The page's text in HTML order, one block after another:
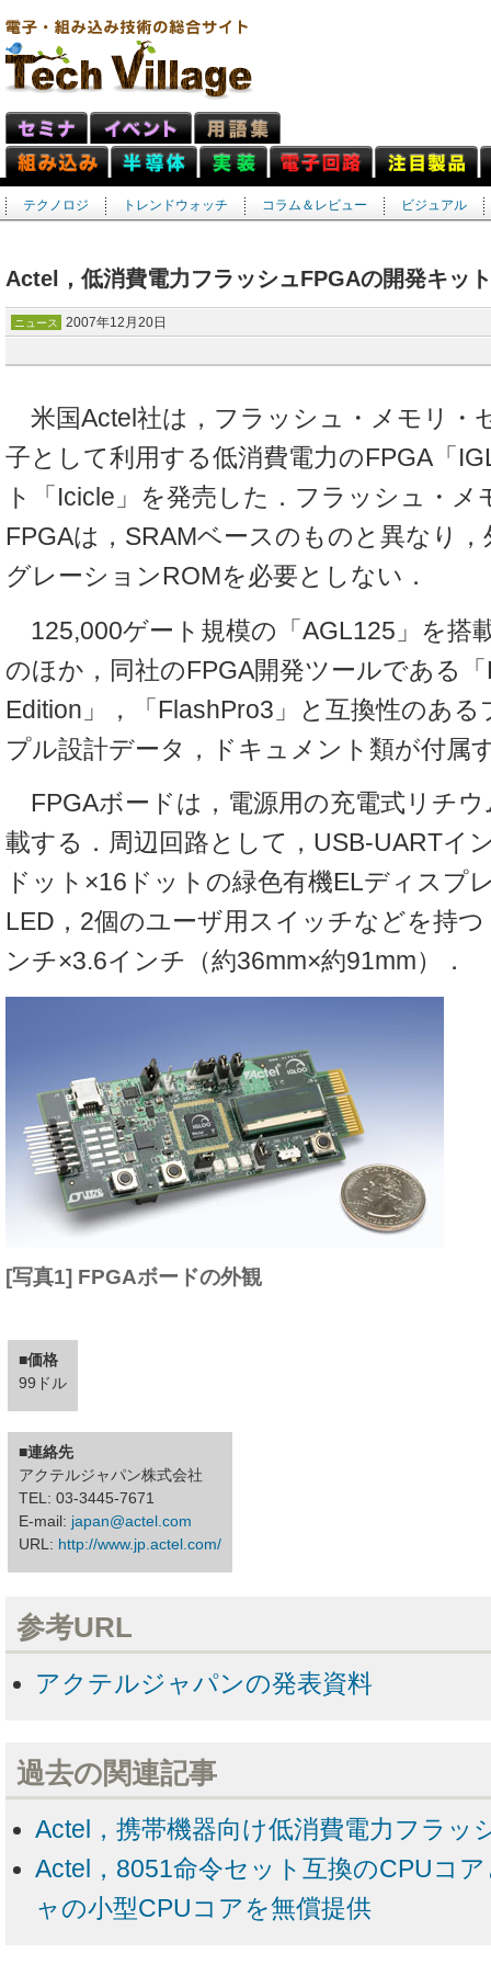
テクノロジ トレンドウォッチ コラム＆レビュー ビジュアル
Actel，低消費電力フラッシュFPGAの開発キッ
ニュース 2007年12月20日
米国Actel社は，フラッシュ・メモリ・
子として利用する低消費電力のFPGA「
ト「Icicle」を発売した．フラッシュ・メ
FPGAは，SRAMベースのものと異なり
グレーションROMを必要としない．
125,000ゲート規模の「AGL125」を搭
のほか，同社のFPGA開発ツールである
Edition」，「FlashPro3」と互換性のあ
プル設計データ，ドキュメント類が付属
FPGAボードは，電源用の充電式リチ
載する．周辺回路として，USB-UARTイ
ドット×16ドットの緑色有機ELディスプ
LED，2個のユーザ用スイッチなどを持
ンチ×3.6インチ（約36mm×約91mm）．
[写真1] FPGAボードの外観
■価格
99ドル
■連絡先
アクテルジャパン株式会社
TEL: 03-3445-7671
E-mail: japan@actel.com
URL: http://www.jp.actel.com/
参考URL
アクテルジャパンの発表資料
過去の関連記事
Actel，携帯機器向け低消費電力フラッ
Actel，8051命令セット互換のCPUコ
ャの小型CPUコアを無償提供